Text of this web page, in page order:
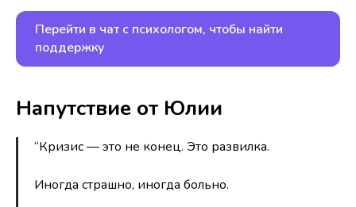
Перейти в чат с психологом, чтобы найти
поддержку
Напутствие от Юлии
“Кризис — это не конец. Это развилка.
Иногда страшно, иногда больно.
Контакты
Служба поддержки в Telegram